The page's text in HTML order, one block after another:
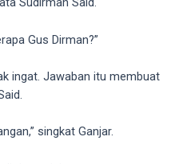
Gus Dirman?”
ingat. Jawaban itu membuat
singkat Ganjar.